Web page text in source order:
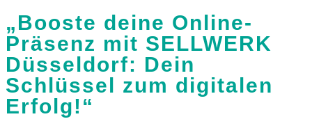
„Booste deine Online-
Präsenz mit SELLWERK
Düsseldorf: Dein
Schlüssel zum digitalen
Erfolg!“